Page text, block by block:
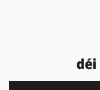
déi